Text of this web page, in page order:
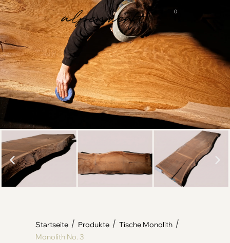
0
Startseite / Produkte / Tische Monolith /
Monolith No. 3